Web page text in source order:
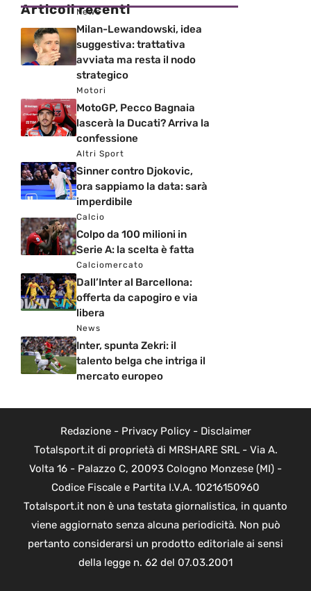
Articoli recenti
News
Milan-Lewandowski, idea
suggestiva: trattativa
avviata ma resta il nodo
strategico
Motori
MotoGP, Pecco Bagnaia
lascerà la Ducati? Arriva la
confessione
Altri Sport
Sinner contro Djokovic,
ora sappiamo la data: sarà
imperdibile
Calcio
Colpo da 100 milioni in
Serie A: la scelta è fatta
Calciomercato
Dall’Inter al Barcellona:
offerta da capogiro e via
libera
News
Inter, spunta Zekri: il
talento belga che intriga il
mercato europeo
Redazione- Privacy Policy- Disclaimer
Totalsport.it di proprietà di MRSHARE SRL - Via A.
Volta 16 - Palazzo C, 20093 Cologno Monzese (MI) -
Codice Fiscale e Partita I.V.A. 10216150960
Totalsport.it non è una testata giornalistica, in quanto
viene aggiornato senza alcuna periodicità. Non può
pertanto considerarsi un prodotto editoriale ai sensi
della legge n. 62 del 07.03.2001